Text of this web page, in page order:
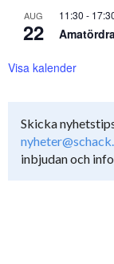
AUG
22
11:30 -
Visa kalender
Skicka
inbjudan och